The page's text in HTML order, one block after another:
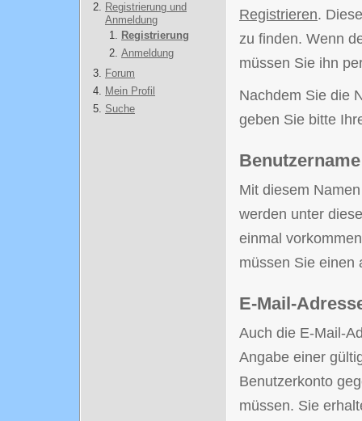
Registrierung und
Anmeldung
Registrierung
Anmeldung
Forum
Mein Profil
Suche
Registrieren.
zu finden. Wenn
müssen Sie ihn
Nachdem Sie die
geben Sie bitte
Benutzername
Mit diesem
werden unter
einmal
müssen Sie einen
E-Mail-
Auch die E-Mail-
Angabe einer
Benutzerkonto
müssen. Sie